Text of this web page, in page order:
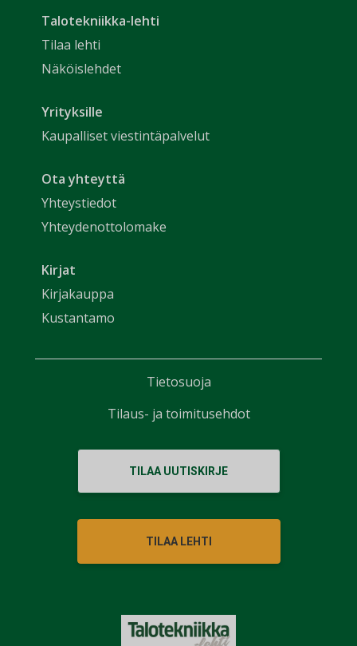
Talotekniikka-lehti
Tilaa lehti
Näköislehdet
Yrityksille
Kaupalliset viestintäpalvelut
Ota yhteyttä
Yhteystiedot
Yhteydenottolomake
Kirjat
Kirjakauppa
Kustantamo
TILAA UUTISKIRJE
TILAA LEHTI
Tietosuoja
Tilaus- ja toimitusehdot